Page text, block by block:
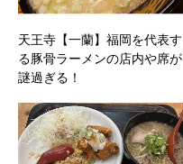
天王寺【一蘭】福岡を代表す
る豚骨ラーメンの店内や席が
謎過ぎる！